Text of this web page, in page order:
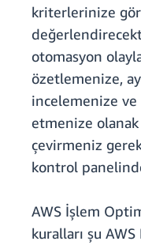
kriterlerinize
otomasyon
özetlemenize,
incelemenize
etmenize
çevirmeniz
kontrol
AWS İşlem
kuralları şu